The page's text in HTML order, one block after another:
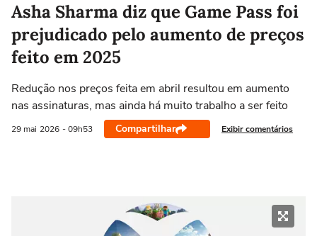
Asha Sharma diz que Game Pass foi
prejudicado pelo aumento de preços
feito em 2025
Redução nos preços feita em abril resultou em aumento
nas assinaturas, mas ainda há muito trabalho a ser feito
29 mai 2026 - 09h53 Compartilhar Exibir comentários